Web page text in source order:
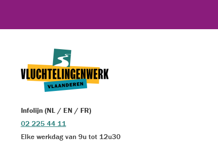
Infolijn (NL / EN / FR)
02 225 44 11
Elke werkdag van 9u tot 12u30